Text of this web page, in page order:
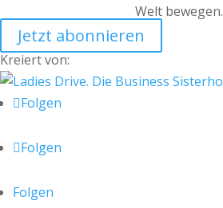
Welt bewegen.
Jetzt abonnieren
Kreiert von:
Folgen
Folgen
Folgen